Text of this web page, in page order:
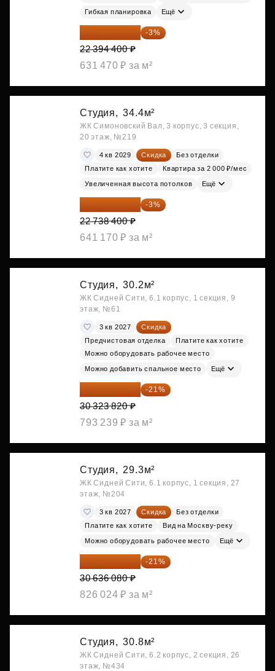
Гибкая планировка Ещё
21 722 568 ₽ -3%
22 394 400 ₽
631 470 ₽ за м²
Студия, 34.4м²
ЖК Симоновский Вал, 3 корпус, 3 секция,
20 этаж, №219
4 кв 2029 Скидка
Без отделки
Платите как хотите
Квартира за 2 000 ₽/мес
Увеличенная высота потолков Ещё
22 056 248 ₽ -3%
22 738 400 ₽
641 170 ₽ за м²
Студия, 30.2м²
ЖК Сидней Сити, 6.1 корпус, 1 секция, 9
этаж, №61
3 кв 2027
Скидка
Предчистовая отделка
Платите как хотите
Можно оборудовать рабочее место
Можно добавить спальное место Ещё
23 955 818 ₽ -21%
30 323 820 ₽
793 239 ₽ за м²
Студия, 29.3м²
ЖК Сидней Сити, 6.1 корпус, 1 секция, 27
этаж, №204
3 кв 2027 Скидка
Без отделки
Платите как хотите
Вид на Москву-реку
Можно оборудовать рабочее место Ещё
24 202 503 ₽ -21%
30 636 080 ₽
826 024 ₽ за м²
Студия, 30.8м²
ЖК Сидней Сити, 6.2 корпус, 2 секция, 26
этаж, №434